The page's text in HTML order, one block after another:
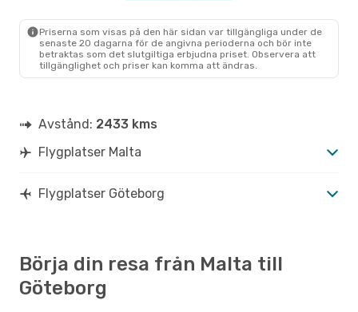
2 Mellanlandningar
GOT- MLA
Priserna som visas på den här sidan var tillgängliga under de
senaste 20 dagarna för de angivna perioderna och bör inte
betraktas som det slutgiltiga erbjudna priset. Observera att
tillgänglighet och priser kan komma att ändras.
Avstånd: 2433 kms
Flygplatser Malta
Flygplatser Göteborg
Börja din resa från Malta till
Göteborg